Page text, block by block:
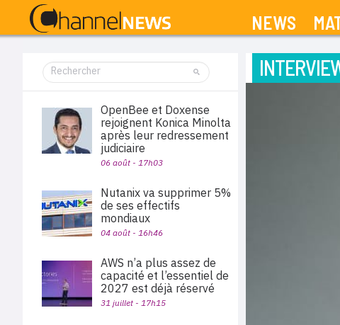
NEWS
OpenBee et Doxense
rejoignent Konica Minolta
après leur redressement
judiciaire
06 août - 17h03
Nutanix va supprimer 5%
de ses effectifs
mondiaux
04 août - 16h46
AWS n’a plus assez de
capacité et l’essentiel de
2027 est déjà réservé
31 juillet - 17h15